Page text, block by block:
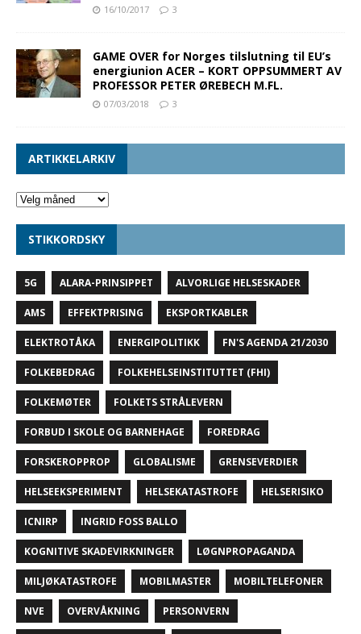
16/10/2017 3
GAME OVER for Norges tilslutning til EU’s
energiunion ACER – KORT OPPSUMMERT AV
PROFESSOR PETER ØREBECH M.FL.
07/03/2018 3
ARTIKKELARKIV
STIKKORDSKY
5G ALARA-PRINSIPPET ALVORLIGE HELSESKADER
AMS EFFEKTPRISING EKSPORTKABLER
ELEKTROTÅKA ENERGIPOLITIKK FN'S AGENDA 21/2030
FOLKEBEDRAG FOLKEHELSEINSTITUTTET (FHI)
FOLKEMØTER FOLKETS STRÅLEVERN
FORBUD I SKOLE OG BARNEHAGE FOREDRAG
FORSKEROPPROP GLOBALISME GRENSEVERDIER
HELSEEKSPERIMENT HELSEKATASTROFE HELSERISIKO
ICNIRP INGRID FOSS BALLO
KOGNITIVE SKADEVIRKNINGER LØGNPROPAGANDA
MILJØKATASTROFE MOBILMASTER MOBILTELEFONER
NVE OVERVÅKNING PERSONVERN